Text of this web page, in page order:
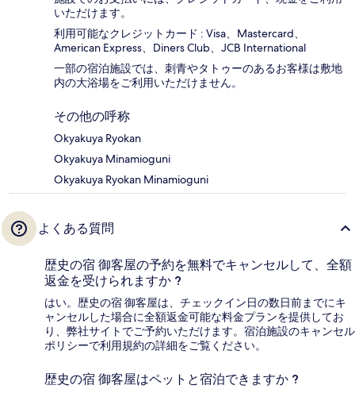
いただけます。
利用可能なクレジットカード : Visa、Mastercard、
American Express、Diners Club、JCB International
一部の宿泊施設では、刺青やタトゥーのあるお客様は敷地
内の大浴場をご利用いただけません。
その他の呼称
Okyakuya Ryokan
Okyakuya Minamioguni
Okyakuya Ryokan Minamioguni
よくある質問
歴史の宿 御客屋の予約を無料でキャンセルして、全額
返金を受けられますか ?
はい。歴史の宿 御客屋は、チェックイン日の数日前までにキ
ャンセルした場合に全額返金可能な料金プランを提供してお
り、弊社サイトでご予約いただけます。宿泊施設のキャンセル
ポリシーで利用規約の詳細をご覧ください。
歴史の宿 御客屋はペットと宿泊できますか ?